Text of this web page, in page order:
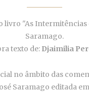
livro "As Intermitências
Saramago.
texto de:Djaimilia
no âmbito das
Saramago editada